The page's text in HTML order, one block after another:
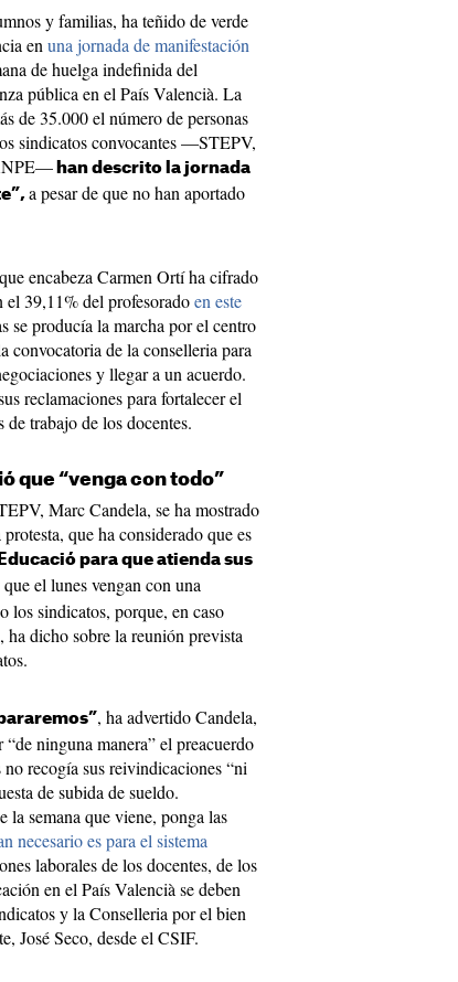
y familias, ha teñido de verde
en una jornada de manifestación
de huelga indefinida del
pública en el País Valencià. La
de 35.000 el número de personas
sindicatos convocantes —STEPV,
han descrito la jornada
a pesar de que no han aportado
encabeza Carmen Ortí ha cifrado
el 39,11% del profesoradoen este
se producía la marcha por el centro
convocatoria de la conselleria para
y llegar a un acuerdo.
reclamaciones para fortalecer el
trabajo de los docentes.
que “venga con todo”
Marc Candela, se ha mostrado
que ha considerado que es
para que atienda sus
el lunes vengan con una
los sindicatos, porque, en caso
dicho sobre la reunión prevista
, ha advertido Candela,
ninguna manera” el preacuerdo
recogía sus reivindicaciones “ni
de subida de sueldo.
la semana que viene, ponga las
necesario es para el sistema
laborales de los docentes, de los
en el País Valencià se deben
y la Conselleria por el bien
José Seco, desde el CSIF.